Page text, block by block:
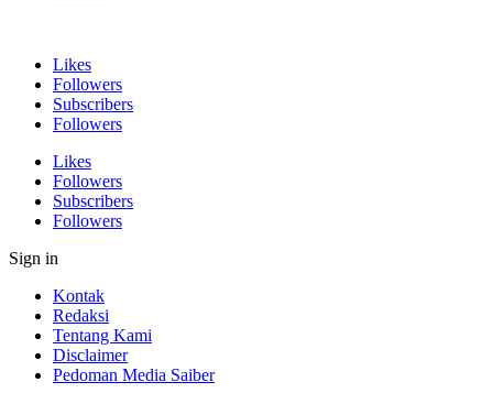
Likes
Followers
Subscribers
Followers
Likes
Followers
Subscribers
Followers
Sign in
Kontak
Redaksi
Tentang Kami
Disclaimer
Pedoman Media Saiber